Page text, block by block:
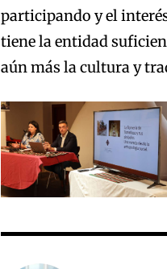
participando y el
tiene la entidad
aún más la cultura y